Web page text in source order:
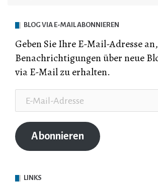
BLOG VIA E-MAIL ABONNIEREN
Geben Sie Ihre E-Mail-Adresse
Benachrichtigungen über neue
via E-Mail zu erhalten.
Mail-
Adresse
Abonnieren
LINKS